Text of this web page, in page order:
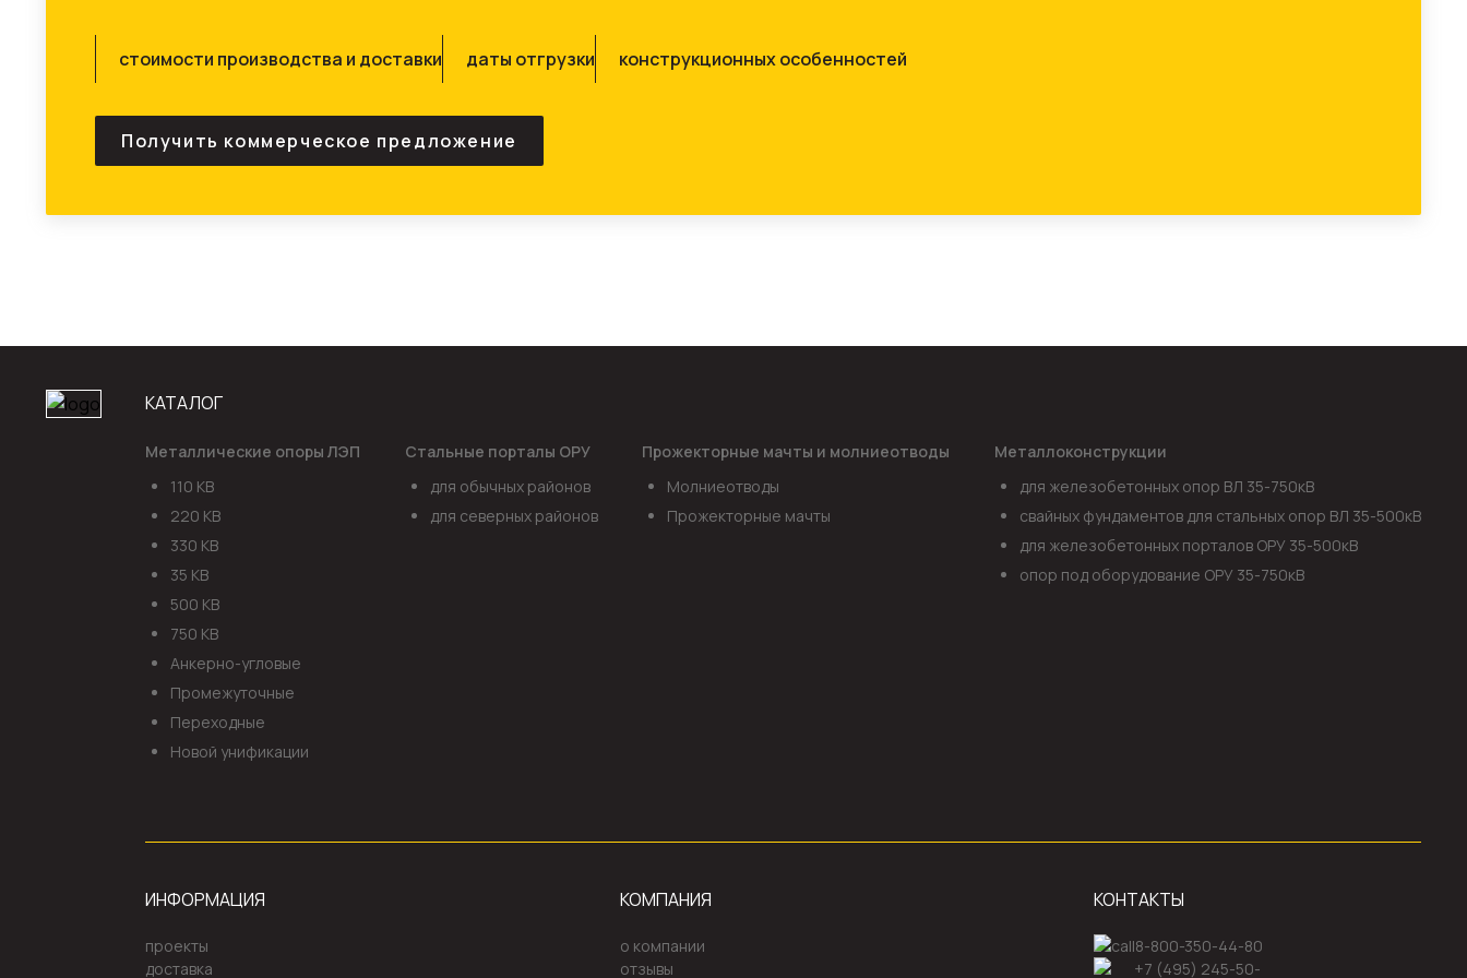
стоимости производства и доставки даты отгрузки конструкционных особенностей
Получить коммерческое предложение
КАТАЛОГ
Металлические опоры ЛЭП
110 КВ
220 КВ
330 КВ
35 КВ
500 КВ
750 КВ
Анкерно-угловые
Промежуточные
Переходные
Новой унификации
Стальные порталы ОРУ
для обычных районов
для северных районов
Прожекторные мачты и молниеотводы
Молниеотводы
Прожекторные мачты
Металлоконструкции
для железобетонных опор ВЛ 35-750кВ
свайных фундаментов для стальных опор ВЛ 35-500кВ
для железобетонных порталов ОРУ 35-500кВ
опор под оборудование ОРУ 35-750кВ
ИНФОРМАЦИЯ
проекты
доставка
КОМПАНИЯ
о компании
отзывы
КОНТАКТЫ
8-800-350-44-80
+7 (495) 245-50-
Имя*
Телефон*